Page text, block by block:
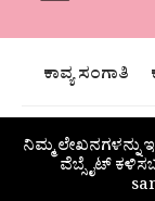
ಕಾವ್ಯ ಸಂಗಾತಿ
ನಿಮ್ಮ
ವೆಬ್ಸೈಟ್